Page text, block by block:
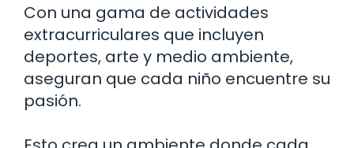
Con una gama de actividades
extracurriculares que incluyen
deportes, arte y medio ambiente,
aseguran que cada niño encuentre su
pasión.